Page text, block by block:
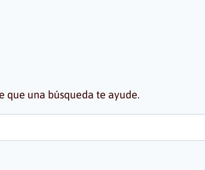
que una búsqueda te ayude.